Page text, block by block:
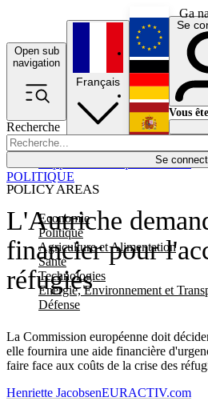
Ga
Open sub
navigation
Recherche
Se
POLICY AREAS
Economie
Politique
Agriculture et Alimentation
Santé
Technologies
Energie, Environnement et
Défense
Économie
Français
English
Deutsch
Español
Se
Vous
L'Autriche
financier pour
réfugiés
La Commission européenne doit
elle fournira une aide financière
faire face aux coûts de la crise des
POLITIQUE
Henriette JacobsenEURACTIV.com